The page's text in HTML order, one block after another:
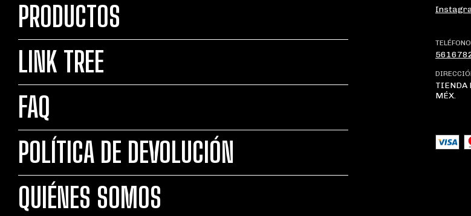
PRODUCTOS
LINK TREE
FAQ
POLÍTICA DE DEVOLUCIÓN
QUIÉNES SOMOS
TELÉFONO
TIENDA
MÉX.